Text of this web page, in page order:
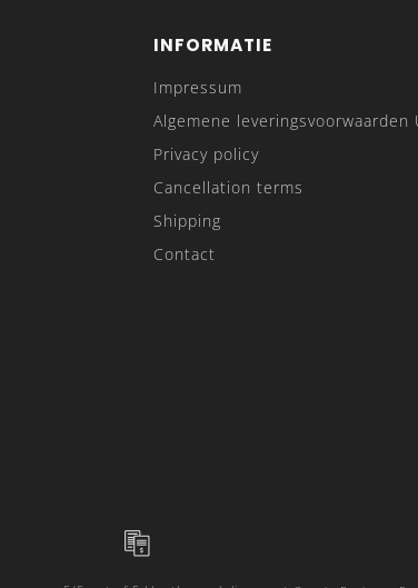
INFORMATIE
Impressum
Algemene leveringsvoorwaarden
Privacy policy
Cancellation terms
Shipping
Contact